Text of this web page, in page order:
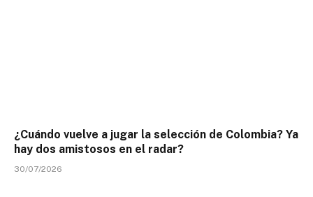
¿Cuándo vuelve a jugar la selección de Colombia? Ya
hay dos amistosos en el radar?
30/07/2026